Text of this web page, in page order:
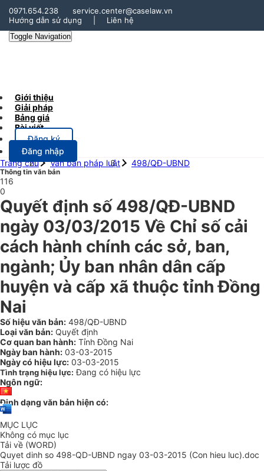
0971.654.238
service.center@caselaw.vn
Hướng dẫn sử dụng
Liên hệ
Toggle Navigation
Giới thiệu
Giải pháp
Bảng giá
Bài viết
Đăng ký
Đăng nhập
Trang chủ
Văn bản pháp luật 498/QĐ-UBND
Thông tin văn bản
116
0
Quyết định số 498/QĐ-UBND
ngày 03/03/2015 Về Chỉ số cải
cách hành chính các sở, ban,
ngành; Ủy ban nhân dân cấp
huyện và cấp xã thuộc tỉnh Đồng
Nai
Số hiệu văn bản: 498/QĐ-UBND
Loại văn bản: Quyết định
Cơ quan ban hành: Tỉnh Đồng Nai
Ngày ban hành: 03-03-2015
Ngày có hiệu lực: 03-03-2015
Tình trạng hiệu lực: Đang có hiệu lực
Ngôn ngữ:
Định dạng văn bản hiện có:
MỤC LỤC
Không có mục lục
Tải về (WORD)
Quyet dinh so 498-QD-UBND ngay 03-03-2015 (Con hieu luc).doc
Tải lược đồ